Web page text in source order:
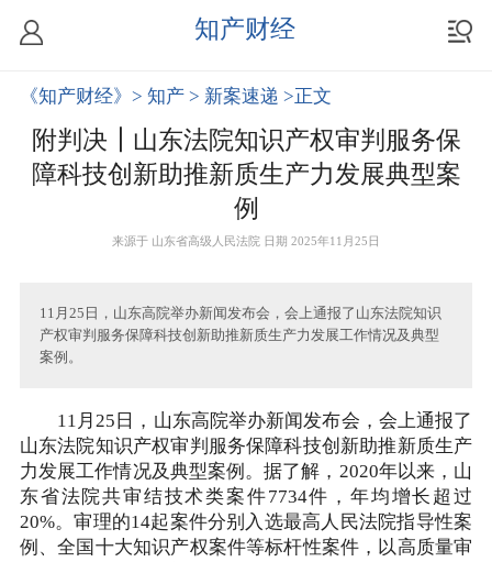
知产财经
《知产财经》 > 知产 > 新案速递 >正文
附判决┃山东法院知识产权审判服务保
障科技创新助推新质生产力发展典型案
例
来源于 山东省高级人民法院 日期 2025年11月25日
11月25日，山东高院举办新闻发布会，会上通报了山东法院知识
产权审判服务保障科技创新助推新质生产力发展工作情况及典型
案例。
11月25日，山东高院举办新闻发布会，会上通报了
山东法院知识产权审判服务保障科技创新助推新质生产
力发展工作情况及典型案例。据了解，2020年以来，山
东省法院共审结技术类案件7734件，年均增长超过
20%。审理的14起案件分别入选最高人民法院指导性案
例、全国十大知识产权案件等标杆性案件，以高质量审